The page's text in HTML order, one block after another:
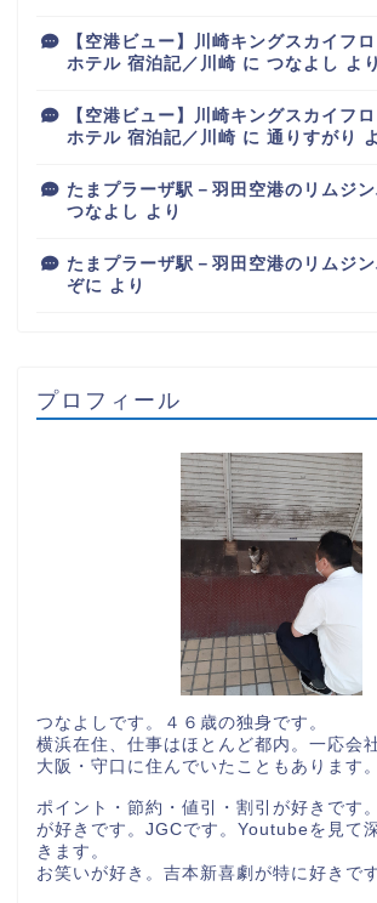
【空港ビュー】川崎キングスカイフ
ホテル 宿泊記／川崎 に つなよし より
【空港ビュー】川崎キングスカイフ
ホテル 宿泊記／川崎 に 通りすがり
たまプラーザ駅－羽田空港のリムジ
つなよし より
たまプラーザ駅－羽田空港のリムジ
ぞに より
プロフィール
つなよしです。４６歳の独身です。
横浜在住、仕事はほとんど都内。一応会
大阪・守口に住んでいたこともあります。
ポイント・節約・値引・割引が好きです
が好きです。JGCです。Youtubeを見て
きます。
お笑いが好き。吉本新喜劇が特に好きです